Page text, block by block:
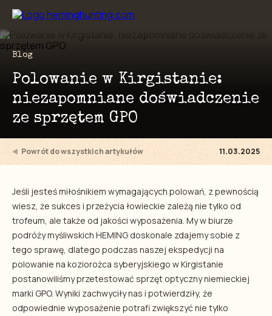
Preskočiť na obsah
Blog
Polowanie w Kirgistanie:
niezapomniane doświadczenie
ze sprzętem GPO
Powrót do wszystkich artykułów 11.03.2025
Jeśli jesteś miłośnikiem wymagających polowań, z pewnością
wiesz, że sukces i przeżycia łowieckie zależą nie tylko od
trofeum, ale także od jakości wyposażenia. My w biurze
podróży myśliwskich HEMING doskonale zdajemy sobie z
tego sprawę, dlatego podczas naszej ekspedycji na
polowanie na koziorożca syberyjskiego w Kirgistanie
postanowiliśmy przetestować sprzęt optyczny niemieckiej
marki GPO. Wyniki zachwyciły nas i potwierdziły, że
odpowiednie wyposażenie potrafi zwiększyć nie tylko